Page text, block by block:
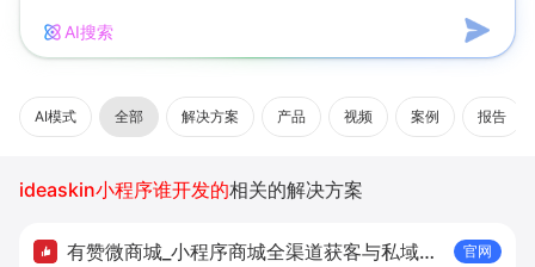
AI搜索
AI模式 全部 解决方案 产品 视频 案例 报告
ideaskin小程序谁开发的相关的解决方案
有赞微商城_小程序商城全渠道获客与私域复
官网